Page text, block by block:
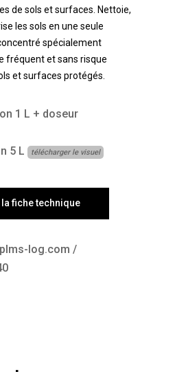
de sols et surfaces. Nettoie,
les sols en une seule
spécialement
fréquent et sans risque
et surfaces protégés.
1 L + doseur
5 L télécharger le visuel
fiche technique
log.com /